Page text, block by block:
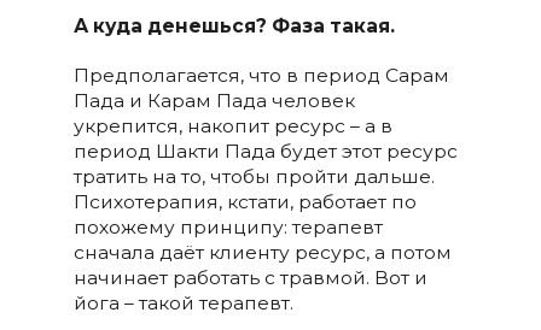
А куда денешься? Фаза такая.
Предполагается, что в период Сарам
Пада и Карам Пада человек
укрепится, накопит ресурс – а в
период Шакти Пада будет этот ресурс
тратить на то, чтобы пройти дальше.
Психотерапия, кстати, работает по
похожему принципу: терапевт
сначала даёт клиенту ресурс, а потом
начинает работать с травмой. Вот и
йога – такой терапевт.